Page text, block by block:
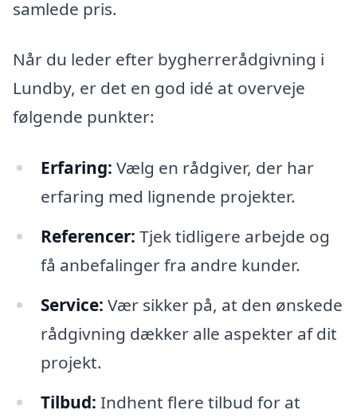
samlede pris.
Når du leder efter bygherrerådgivning i
Lundby, er det en god idé at overveje
følgende punkter:
Erfaring: Vælg en rådgiver, der har
erfaring med lignende projekter.
Referencer: Tjek tidligere arbejde og
få anbefalinger fra andre kunder.
Service: Vær sikker på, at den ønskede
rådgivning dækker alle aspekter af dit
projekt.
Tilbud: Indhent flere tilbud for at